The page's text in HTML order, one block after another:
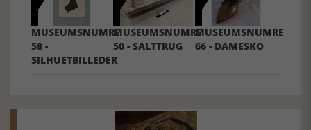
MUSEUMSNUMRE
58 -
SILHUETBILLEDER
MUSEUMSNUMRE
50 - SALTTRUG
MUSEUMSNUMRE
66 - DAMESKO